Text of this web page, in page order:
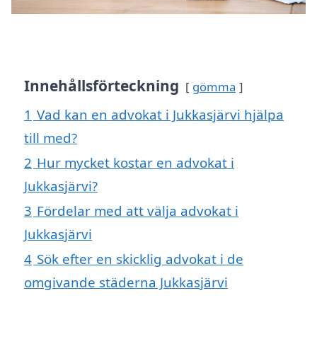
Innehållsförteckning gömma
1 Vad kan en advokat i Jukkasjärvi hjälpa
till med?
2 Hur mycket kostar en advokat i
Jukkasjärvi?
3 Fördelar med att välja advokat i
Jukkasjärvi
4 Sök efter en skicklig advokat i de
omgivande städerna Jukkasjärvi